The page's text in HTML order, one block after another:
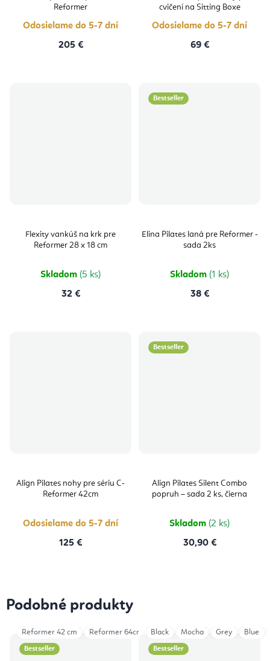
Reformer
Odosielame do 5-7 dní
205 €
cvičení na Sitting Boxe
Odosielame do 5-7 dní
69 €
Flexity vankúš na krk pre
Reformer 28 x 18 cm
Skladom (5 ks)
32 €
Bestseller
Elina Pilates laná pre Reformer -
sada 2ks
Skladom (1 ks)
38 €
Align Pilates nohy pre sériu C-
Reformer 42cm
Odosielame do 5-7 dní
125 €
Bestseller
Align Pilates Silent Combo
popruh – sada 2 ks, čierna
Skladom (2 ks)
30,90 €
Podobné produkty
Bestseller
Reformer 42 cm Reformer 64cm
Bestseller
Black Mocha Grey Blue